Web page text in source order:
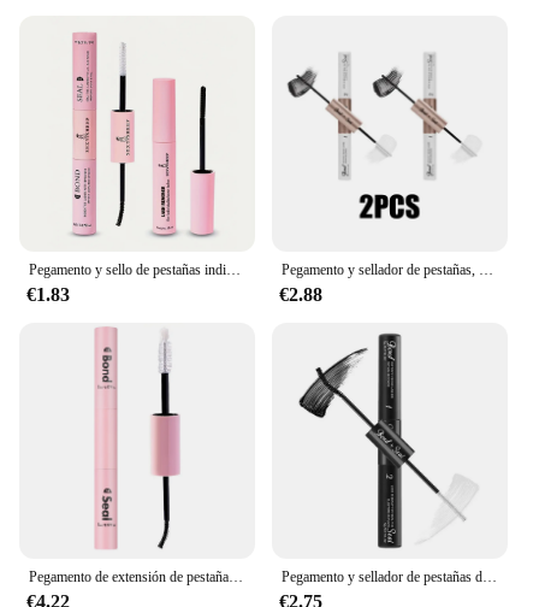
Pegamento y sello de pestañas individuales, removedor de pegamento de pestañas, súper fuerte, Kit de 5ml, 10ml
€1.83
Pegamento y sellador de pestañas, pegamento de secado rápido, resistente al agua, fuerte sujeción
€2.88
€4.22
Pegamento y sellador de pestañas de secado rápido, 1 piezas, resistente al agua, fuerte sujeción
€2.75